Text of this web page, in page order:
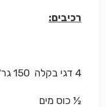
רכיבים:
4 דגי בקלה 150 גר' ליחידה
½ כוס מים